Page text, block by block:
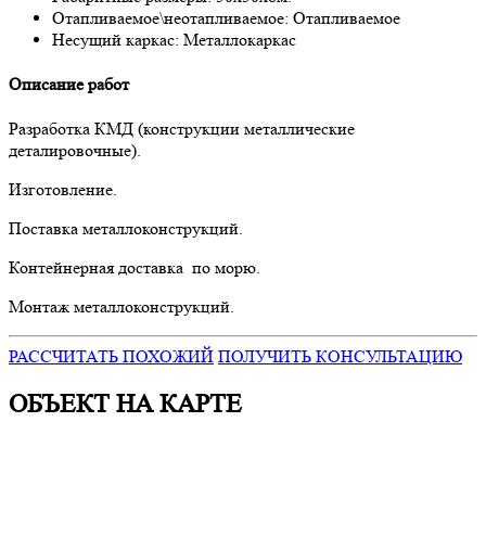
Отапливаемое\неотапливаемое: Отапливаемое
Несущий каркас: Металлокаркас
Описание работ
Разработка КМД (конструкции металлические
деталировочные).
Изготовление.
Поставка металлоконструкций.
Контейнерная доставка по морю.
Монтаж металлоконструкций.
РАССЧИТАТЬ ПОХОЖИЙ ПОЛУЧИТЬ КОНСУЛЬТАЦИЮ
ОБЪЕКТ НА КАРТЕ